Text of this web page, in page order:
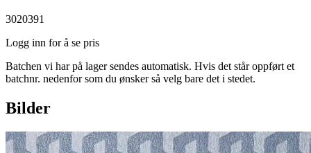
3020391
Logg inn for å se pris
Batchen vi har på lager sendes automatisk. Hvis det står oppført et
batchnr. nedenfor som du ønsker så velg bare det i stedet.
Bilder